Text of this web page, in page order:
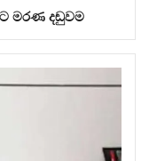
මරණ දඬුවම